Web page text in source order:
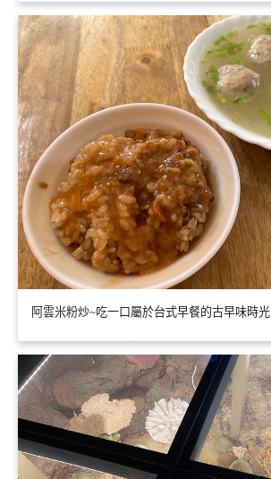
阿雲米粉炒~吃一口屬於台式早餐的古早味時光